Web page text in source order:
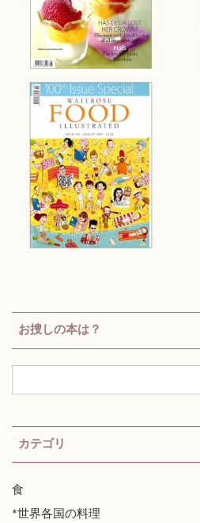
お捜しの本は？
カテゴリ
食
*世界各国の料理